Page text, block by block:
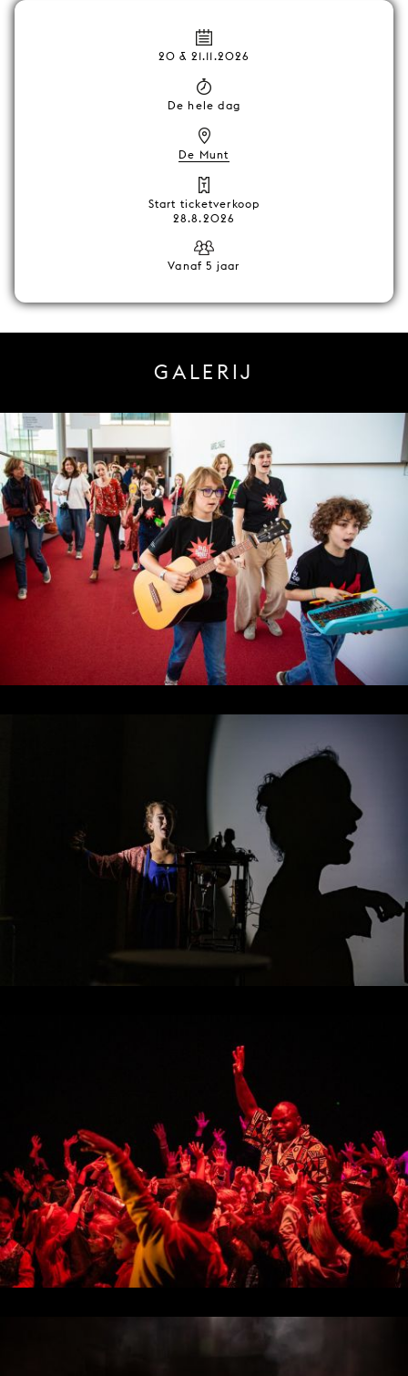
20 & 21.11.2026
De hele dag
De Munt
Start ticketverkoop
28.8.2026
Vanaf 5 jaar
GALERIJ